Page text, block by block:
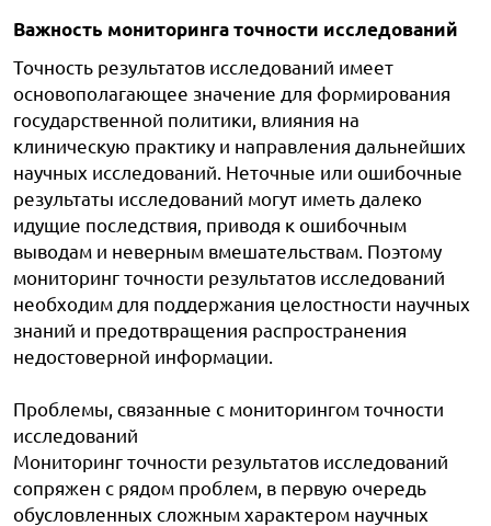
Важность мониторинга точности исследований
Точность результатов исследований имеет
основополагающее значение для формирования
государственной политики, влияния на
клиническую практику и направления дальнейших
научных исследований. Неточные или ошибочные
результаты исследований могут иметь далеко
идущие последствия, приводя к ошибочным
выводам и неверным вмешательствам. Поэтому
мониторинг точности результатов исследований
необходим для поддержания целостности научных
знаний и предотвращения распространения
недостоверной информации.
Проблемы, связанные с мониторингом точности
исследований
Мониторинг точности результатов исследований
сопряжен с рядом проблем, в первую очередь
обусловленных сложным характером научных